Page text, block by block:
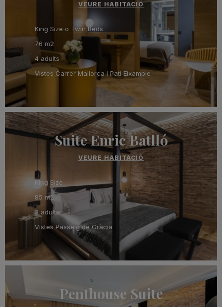
VEURE HABITACIÓ
King Size o Twin Beds
76 m2
4 adults
Vistes Carrer Mallorca i Pati Eixample
Suite Enric Batlló
VEURE HABITACIÓ
King Size
85 m2
3 adults
Vistes Passeig de Gràcia
Penthouse Suite